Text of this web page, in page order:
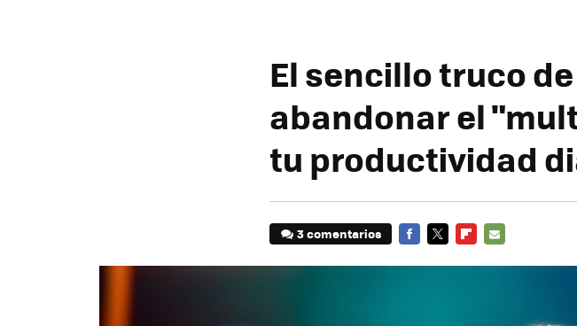
El sencillo truco
abandonar el
tu productividad
3 comentarios